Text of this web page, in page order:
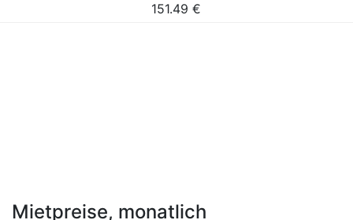
151.49 €
Mietpreise, monatlich